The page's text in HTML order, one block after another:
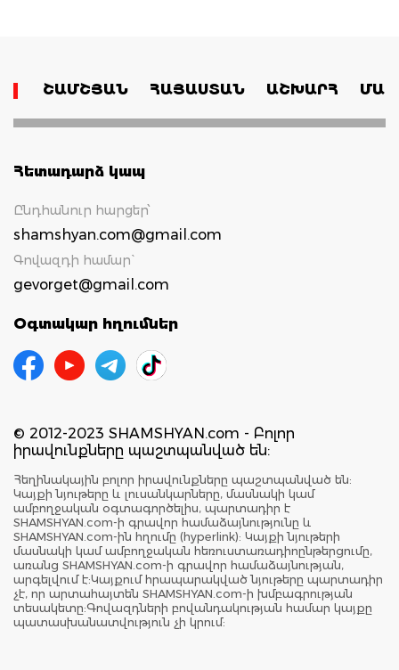
ՇԱՄՇՅԱՆ ՀԱՅԱՍՏԱՆ ԱՇԽԱՐՀ
Հետադարձ կապ
Ընդհանուր հարցեր՝
shamshyan.com@gmail.com
Գովազդի համար`
gevorget@gmail.com
Օգտակար հղումներ
© 2012-2023 SHAMSHYAN.com - Բոլոր
իրավունքները պաշտպանված են:
Հեղինակային բոլոր իրավունքները պաշտպանված են:
Կայքի նյութերը և լուսանկարները, մասնակի կամ
ամբողջական օգտագործելիս, պարտադիր է
SHAMSHYAN.com-ի գրավոր համաձայնությունը և
SHAMSHYAN.com-ին հղումը (hyperlink): Կայքի նյութերի
մասնակի կամ ամբողջական հեռուստառադիոընթերցումը,
առանց SHAMSHYAN.com-ի գրավոր համաձայնության,
արգելվում է:Կայքում հրապարակված նյութերը պարտադիր
չէ, որ արտահայտեն SHAMSHYAN.com-ի խմբագրության
տեսակետը:Գովազդների բովանդակության համար կայքը
պատասխանատվություն չի կրում: